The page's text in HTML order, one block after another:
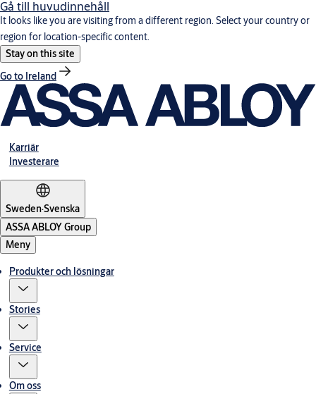
Gå till huvudinnehåll
It looks like you are visiting from a different region. Select your country or
region for location-specific content.
Stay on this site
Go to Ireland
Karriär
Investerare
Sweden·Svenska
ASSA ABLOY Group
Meny
Produkter och lösningar
Stories
Service
Om oss